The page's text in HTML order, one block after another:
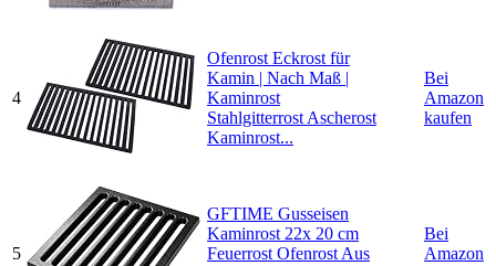
4
Ofenrost Eckrost für
Kamin | Nach Maß |
Kaminrost
Stahlgitterrost Ascherost
Kaminrost...
Bei
Amazon
kaufen
5
GFTIME Gusseisen
Kaminrost 22x 20 cm
Feuerrost Ofenrost Aus
Bei
Amazon